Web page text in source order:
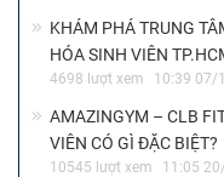
KHÁM PHÁ TRUNG
HÓA SINH VIÊN
4698 lượt xem 10:39 07/
AMAZINGYM – CLB
VIÊN CÓ GÌ ĐẶC BIỆT?
10545 lượt xem 11:05